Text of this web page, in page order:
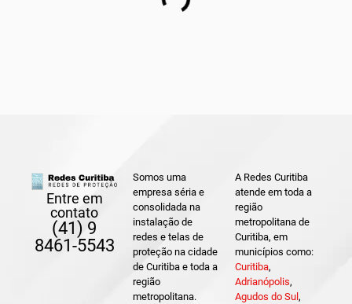
Entre em
contato
(41) 9
8461-5543
Somos uma
empresa séria e
consolidada na
instalação de
redes e telas de
proteção na cidade
de Curitiba e toda a
região
metropolitana.
A Redes Curitiba
atende em toda a
região
metropolitana de
Curitiba, em
municípios como:
Curitiba,
Adrianópolis,
Agudos do Sul ,